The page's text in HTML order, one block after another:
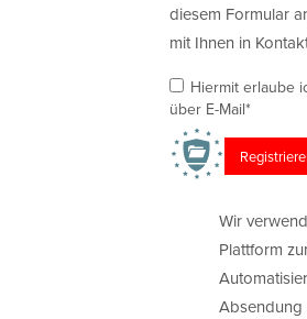
diesem Formular
mit Ihnen in
Hiermit erlaube
über E-Mail*
Wir
Plattform
Absendung